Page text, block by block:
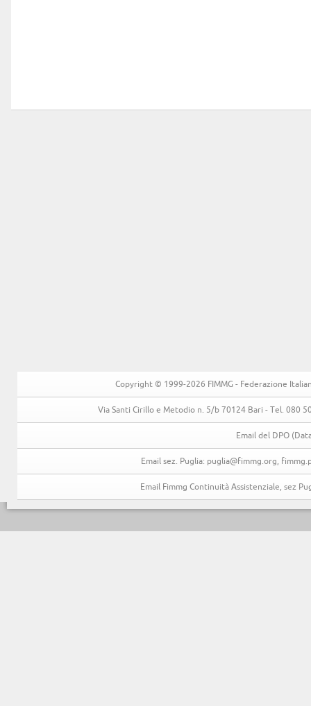
Copyright © 1999-2026 FIMMG - Federazione
Via Santi Cirillo e Metodio n. 5/b 70124 Bari - Tel. 080
Email del DPO
Email sez. Puglia: puglia@fimmg.org,
Email Fimmg Continuità Assistenziale, sez